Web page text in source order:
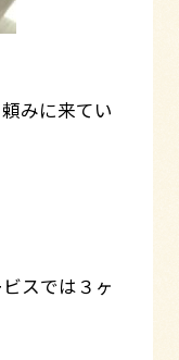
みに来てい
スでは３ヶ